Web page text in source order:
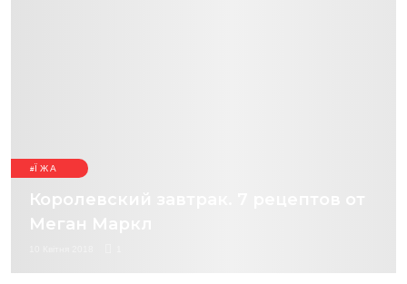
ЇЖА
Королевский завтрак. 7 рецептов от
Меган Маркл